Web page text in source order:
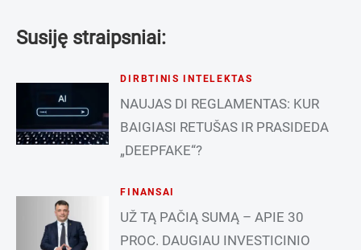
Susiję straipsniai:
DIRBTINIS INTELEKTAS
NAUJAS DI REGLAMENTAS: KUR
BAIGIASI RETUŠAS IR PRASIDEDA
„DEEPFAKE“?
FINANSAI
UŽ TĄ PAČIĄ SUMĄ – APIE 30
PROC. DAUGIAU INVESTICINIO